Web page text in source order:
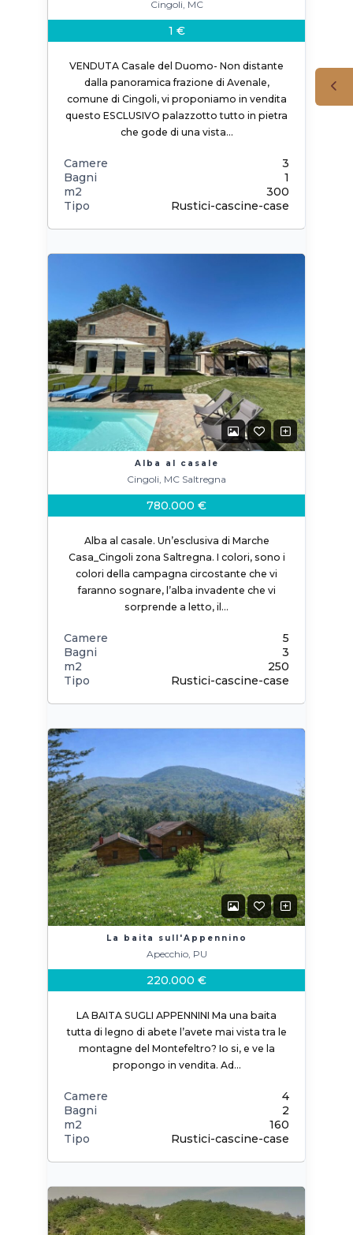
Cingoli, MC
1 €
VENDUTA Casale del Duomo- Non distante
dalla panoramica frazione di Avenale,
comune di Cingoli, vi proponiamo in vendita
questo ESCLUSIVO palazzotto tutto in pietra
che gode di una vista…
Camere
3
Bagni
1
m2
300
Tipo
Rustici-cascine-case
Alba al casale
Cingoli, MC Saltregna
780.000 €
Alba al casale. Un’esclusiva di Marche
Casa_Cingoli zona Saltregna. I colori, sono i
colori della campagna circostante che vi
faranno sognare, l’alba invadente che vi
sorprende a letto, il…
Camere
5
Bagni
3
m2
250
Tipo
Rustici-cascine-case
La baita sull'Appennino
Apecchio, PU
220.000 €
LA BAITA SUGLI APPENNINI Ma una baita
tutta di legno di abete l’avete mai vista tra le
montagne del Montefeltro? Io si, e ve la
propongo in vendita. Ad…
Camere
4
Bagni
2
m2
160
Tipo
Rustici-cascine-case